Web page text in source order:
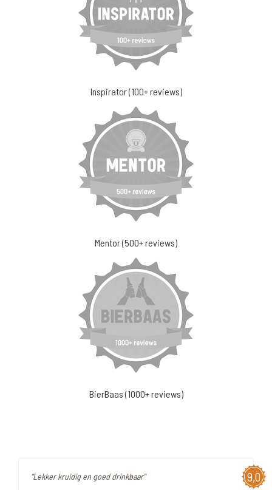
Inspirator (100+ reviews)
Mentor (500+ reviews)
BierBaas (1000+ reviews)
9,0
"Lekker kruidig en goed drinkbaar"